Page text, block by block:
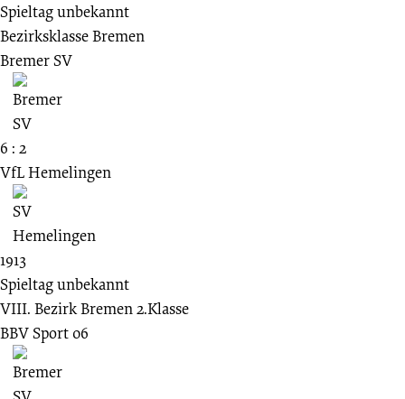
Spieltag unbekannt
Bezirksklasse Bremen
Bremer SV
6 : 2
VfL Hemelingen
1913
Spieltag unbekannt
VIII. Bezirk Bremen 2.Klasse
BBV Sport 06